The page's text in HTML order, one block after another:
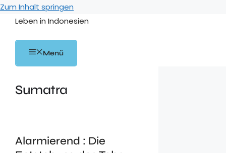
Zum Inhalt springen
Leben in Indonesien
Menü
Sumatra
Alarmierend : Die